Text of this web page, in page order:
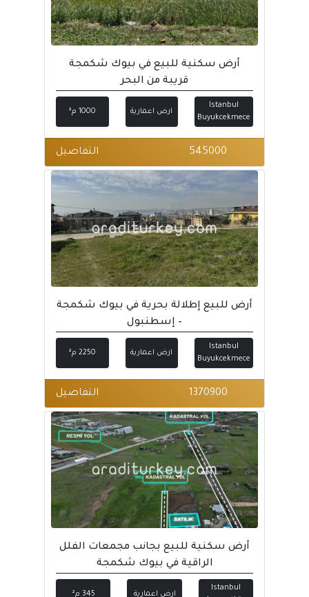
أرض سكنية للبيع في بيوك شكمجة
قريبة من البحر
Istanbul
Buyukcekmece
ارض اعمارية 1000 م²
545000 التفاصيل
أرض للبيع إطلالة بحرية في بيوك شكمجة
– إسطنبول
Istanbul
Buyukcekmece
ارض اعمارية 2250 م²
1370900 التفاصيل
أرض سكنية للبيع بجانب مجمعات الفلل
الراقية في بيوك شكمجة
Istanbul
ارض اعمارية 345 م²